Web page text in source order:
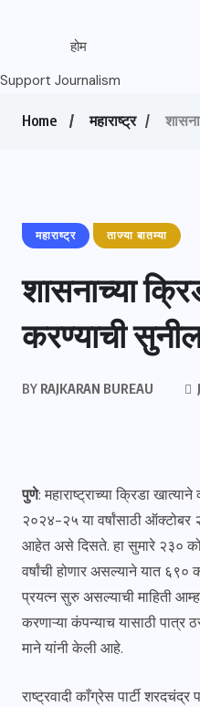
होम
Support Journalism
Home महाराष्ट्र
महाराष्ट्र ताज्या बातम्या
शासनाच्या
करण्याची
BY RAJKARAN BUREAU
पुणे: महाराष्ट्राच्या क्रिडा
२०२४-२५ या वर्षांसाठी ऑक्टोबर
आहेत असे दिसते. हा सुमारे २३०
वर्षांची होणार असल्याने यात ६९०
प्रयत्न सुरु असल्याची माहिती
करणाऱ्या कंपन्याच यासाठी पात्र
माने यांनी केली आहे.
राष्ट्रवादी काँग्रेस पार्टी